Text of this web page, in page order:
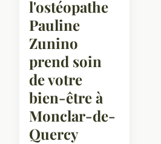
l'ostéopathe
Pauline
Zunino
prend soin
de votre
bien-être à
Monclar-de-
Quercy